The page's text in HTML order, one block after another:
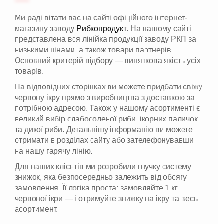
Ми раді вітати вас на сайті офіційного інтернет-
магазину заводу Рибкопродукт. На нашому сайті
представлена вся лінійка продукції заводу РКП за
низькими цінами, а також товари партнерів.
Основний критерій відбору — виняткова якість усіх
товарів.
На відповідних сторінках ви можете придбати свіжу
червону ікру прямо з виробництва з доставкою за
потрібною адресою. Також у нашому асортименті є
великий вибір слабосоленої риби, ікорних паличок
та дикої риби. Детальнішу інформацію ви можете
отримати в розділах сайту або зателефонувавши
на нашу гарячу лінію.
Для наших клієнтів ми розробили гнучку систему
знижок, яка безпосередньо залежить від обсягу
замовлення. Її логіка проста: замовляйте 1 кг
червоної ікри — і отримуйте знижку на ікру та весь
асортимент.